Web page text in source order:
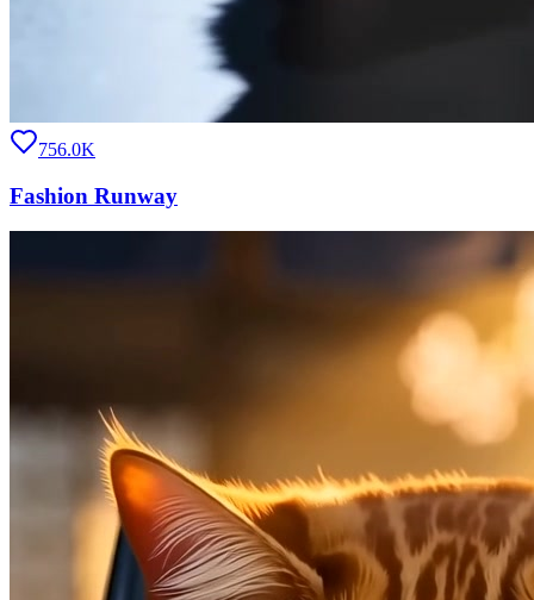
756.0K
Fashion Runway